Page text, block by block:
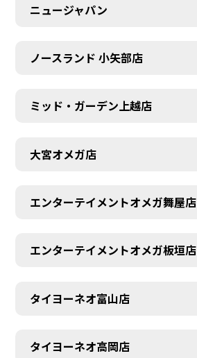
ニュージャパン
ノースランド 小矢部店
ミッド・ガーデン上越店
大宮オメガ店
エンターテイメントオメガ舞屋店
エンターテイメントオメガ板垣店
タイヨーネオ富山店
タイヨーネオ高岡店